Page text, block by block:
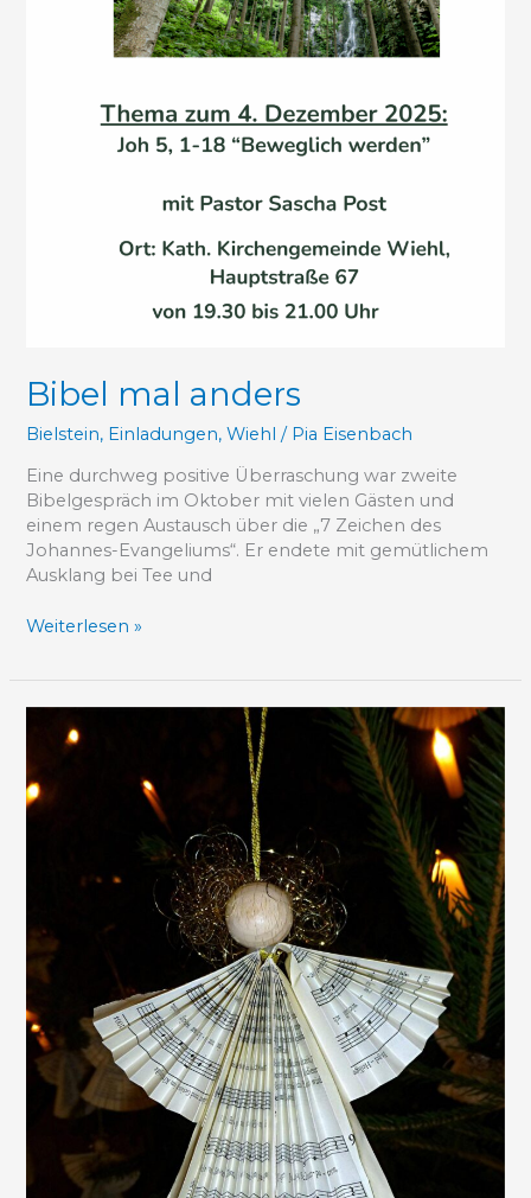
Bibel mal anders
Bielstein, Einladungen,Wiehl / Pia Eisenbach
Eine durchweg positive Überraschung war zweite
Bibelgespräch im Oktober mit vielen Gästen und
einem regen Austausch über die „7 Zeichen des
Johannes-Evangeliums“. Er endete mit gemütlichem
Ausklang bei Tee und
Weiterlesen »
zum Adventssingen